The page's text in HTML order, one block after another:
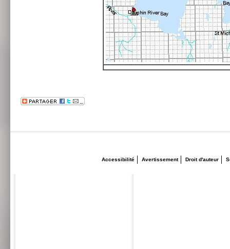
Accessibilité Avertissement Droit d'auteur